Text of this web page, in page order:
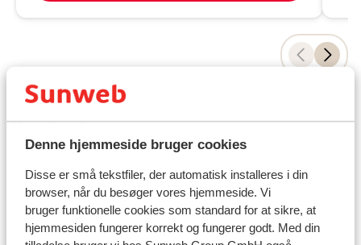
Denne hjemmeside bruger cookies
Disse er små tekstfiler, der automatisk installeres i din
browser, når du besøger vores hjemmeside. Vi
bruger funktionelle cookies som standard for at sikre, at
hjemmesiden fungerer korrekt og fungerer godt. Med din
Praktisk information
Hovedstad:
Hovedstaden er Madrid.
Tid:
Spanien har ingen tidsforskel med Danmark, undtagen
på de Kanariske Øer, der er de 1 time foran.